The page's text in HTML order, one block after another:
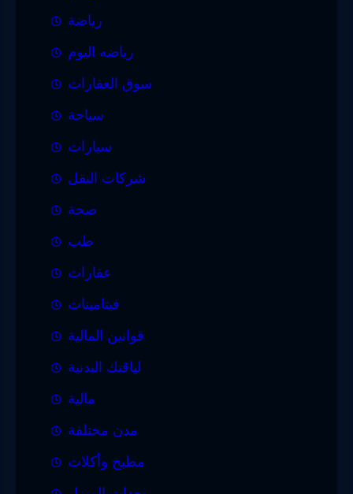
رياضة
رياضه اليوم
سوق العقارات
سياحة
سيارات
شركات النقل
صحة
طب
عقارات
فيتامينات
قوانين المالية
لياقتك البدنية
مالية
مدن مختلفة
مطبخ وأكلات